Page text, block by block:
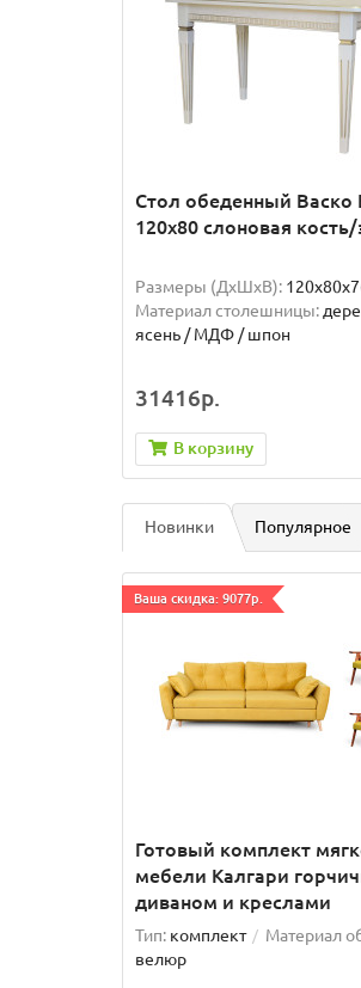
Стол обеденный Васко
120х80 слоновая
Размеры (ДхШxВ):
Материал столешницы:
ясень / МДФ / шпон
31416р.
В корзину
Новинки Популярное
Ваша скидка: 9077р.
Готовый комплект
мебели Калгари
диваном и креслами
Тип: комплект
Материал
велюр